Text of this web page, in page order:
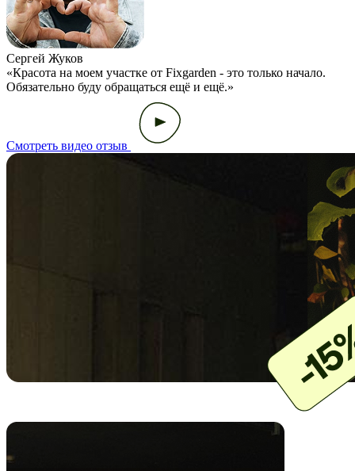
Сергей Жуков
«Красота на моем участке от Fixgarden - это только начало.
Обязательно буду обращаться ещё и ещё.»
Смотреть видео отзыв